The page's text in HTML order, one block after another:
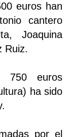
euros han
cantero
Joaquina
Ruiz.
750 euros
ha sido
por el